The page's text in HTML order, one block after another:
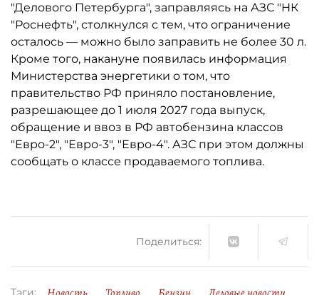
"Делового Петербурга", заправляясь на АЗС "НК
"Роснефть", столкнулся с тем, что ограничение
осталось ­— можно было заправить не более 30 л.
Кроме того, накануне появилась информация
Министерства энергетики о том, что
правительство РФ приняло постановление,
разрешающее до 1 июля 2027 года выпуск,
обращение и ввоз в РФ автобензина классов
"Евро-2", "Евро-3", "Евро-4". АЗС при этом должны
сообщать о классе продаваемого топлива.
Поделиться:
Тэги: